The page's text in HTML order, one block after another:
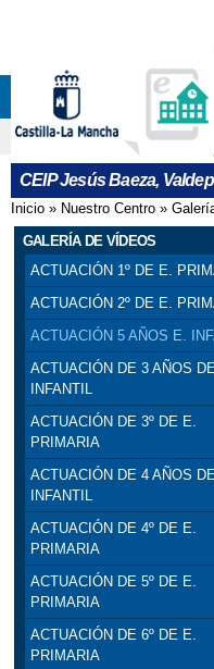
CEIP Jesús Baeza,
Se encuentra
Inicio » Nuestro Centro »
GALERÍA DE VÍDEOS
ACTUACIÓN 1º DE E.
ACTUACIÓN 2º DE E.
ACTUACIÓN 5 AÑOS E.
ACTUACIÓN DE 3 AÑOS
INFANTIL
ACTUACIÓN DE 3º DE E.
PRIMARIA
ACTUACIÓN DE 4 AÑOS
INFANTIL
ACTUACIÓN DE 4º DE E.
PRIMARIA
ACTUACIÓN DE 5º DE E.
PRIMARIA
ACTUACIÓN DE 6º DE E.
PRIMARIA